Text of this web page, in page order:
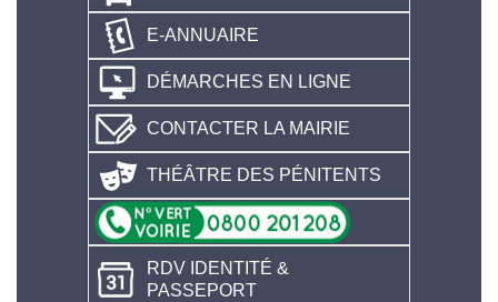
E-ANNUAIRE
DÉMARCHES EN LIGNE
CONTACTER LA MAIRIE
THÉÂTRE DES PÉNITENTS
RDV IDENTITÉ &
PASSEPORT